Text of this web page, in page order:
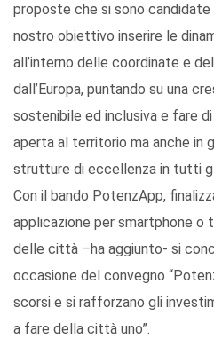
proposte che si sono candidate
nostro obiettivo inserire le
all’interno delle coordinate e
dall’Europa, puntando su una
sostenibile ed inclusiva e fare
aperta al territorio ma anche in
strutture di eccellenza in tutti
Con il bando PotenzApp,
applicazione per smartphone
delle città –ha aggiunto- si
occasione del convegno
scorsi e si rafforzano gli
a fare della città uno”.